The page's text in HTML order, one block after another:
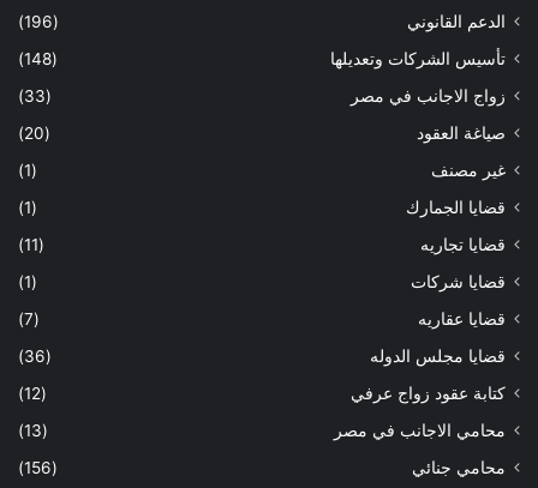
الدعم القانوني
(196)
تأسيس الشركات وتعديلها
(148)
زواج الاجانب في مصر
(33)
صياغة العقود
(20)
غير مصنف
(1)
قضايا الجمارك
(1)
قضايا تجاريه
(11)
قضايا شركات
(1)
قضايا عقاريه
(7)
قضايا مجلس الدوله
(36)
كتابة عقود زواج عرفي
(12)
محامي الاجانب في مصر
(13)
محامي جنائي
(156)